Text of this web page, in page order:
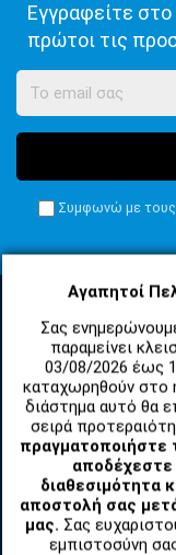
Αγαπητοί
Σας
παραμείνει
03/08/2026 έως
καταχωρηθούν στο
διάστημα αυτό θα
σειρά
πραγματοποιήστε
αποδέχεστε
διαθεσιμότητα
αποστολή σας
μας. Σας
εμπιστοσύνη
Εγγραφείτε
πρώτοι τις
Συμφωνώ με τους
ΑΝΤΑΛΛΑΚΤΙΚΑ
TABLET
ΤΗΛΕΠΙΚΟΙΝΩΝΙΕΣ,